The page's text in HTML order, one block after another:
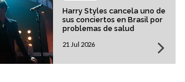
Harry Styles cancela uno de
sus conciertos en Brasil por
problemas de salud
21 Jul 2026